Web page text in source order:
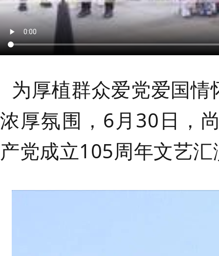
为厚植群众爱党爱国
浓厚氛围， 6月30日，
产党成立105周年文艺汇